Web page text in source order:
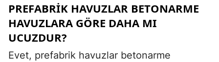
PREFABRIK HAVUZLAR BETONARME
HAVUZLARA GÖRE DAHA MI
UCUZDUR?
Evet, prefabrik havuzlar betonarme